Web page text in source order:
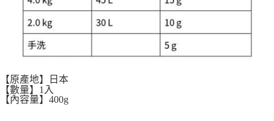
【原產地】日本
【數量】1入
【內容量】400g